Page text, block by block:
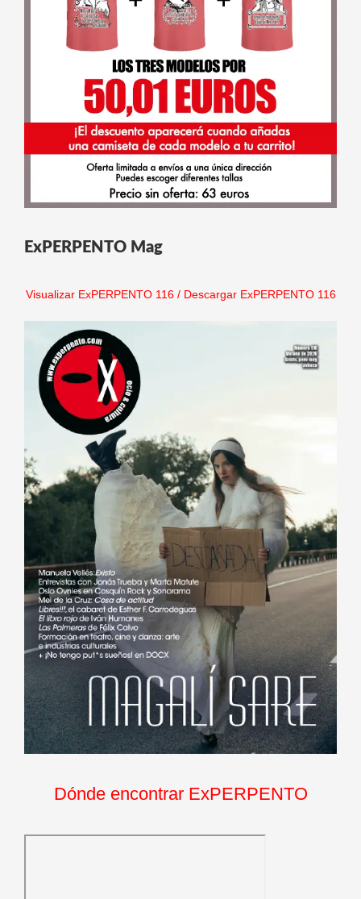
ExPERPENTO Mag
Visualizar ExPERPENTO 116/ Descargar ExPERPENTO 116
Dónde encontrar ExPERPENTO